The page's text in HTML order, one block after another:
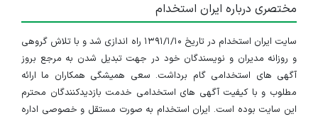
مختصری درباره ایران استخدام
سایت ایران استخدام در تاریخ ۱۳۹۱/۱/۱۰ راه اندازی شد و با تلاش گروهی
و روزانه مدیران و نویسندگان خود در جهت تبدیل شدن به مرجع بروز
آگهی های استخدامی گام برداشت. سعی همیشگی همکاران ما ارائه
مطلوب و با کیفیت آگهی های استخدامی خدمت بازدیدکنندگان محترم
این سایت بوده است. ایران استخدام به صورت مستقل و خصوصی اداره